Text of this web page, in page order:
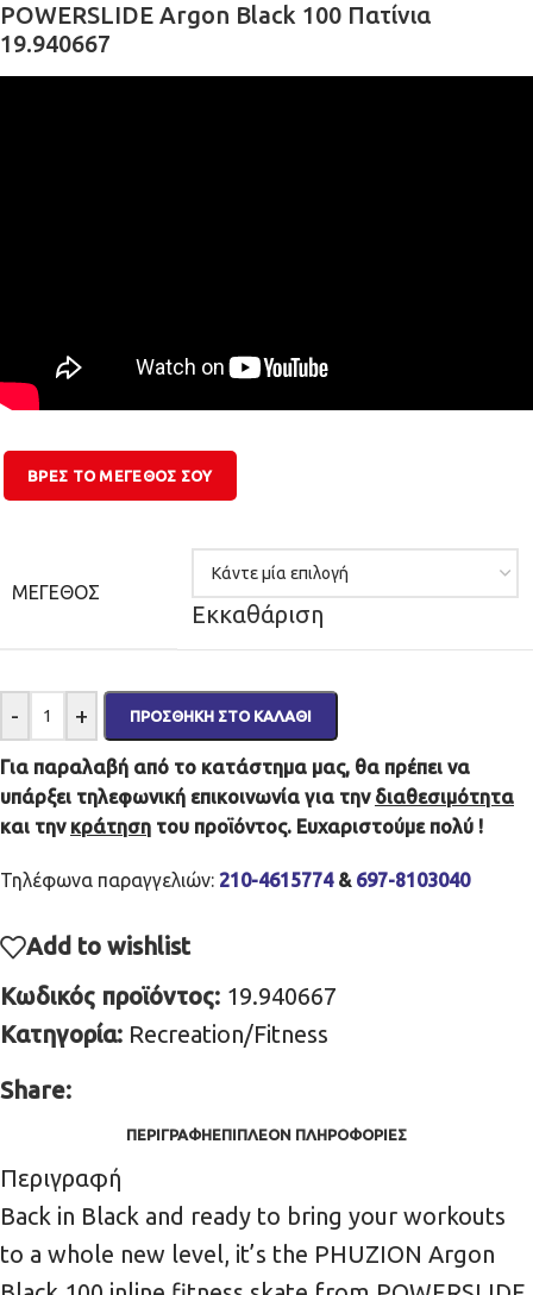
POWERSLIDE Argon Black 100 Πατίνια
19.940667
ΒΡΕΣ ΤΟ ΜΕΓΕΘΌΣ ΣΟΥ
ΜΈΓΕΘΟΣ
Εκκαθάριση
- + ΠΡΟΣΘΉΚΗ ΣΤΟ ΚΑΛΆΘΙ
Για παραλαβή από το κατάστημα μας, θα πρέπει να
υπάρξει τηλεφωνική επικοινωνία για την διαθεσιμότητα
και την κράτηση του προϊόντος. Ευχαριστούμε πολύ !
Τηλέφωνα παραγγελιών: 210-4615774& 697-8103040
Add to wishlist
Κωδικός προϊόντος: 19.940667
Κατηγορία: Recreation/Fitness
Share:
ΠΕΡΙΓΡΑΦΉΕΠΙΠΛΈΟΝ ΠΛΗΡΟΦΟΡΊΕΣ
Περιγραφή
Back in Black and ready to bring your workouts
to a whole new level, it’s the PHUZION Argon